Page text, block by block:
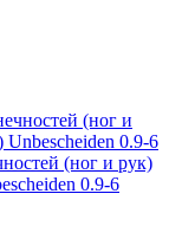
(ног и рук)
0.9-6